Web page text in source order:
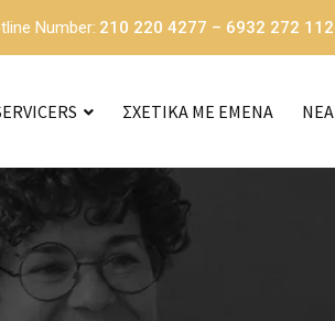
Number: 210 220 4277 – 6932 272 112
ΣΧΕΤΙΚΑ ΜΕ ΕΜΕΝΑ NEA